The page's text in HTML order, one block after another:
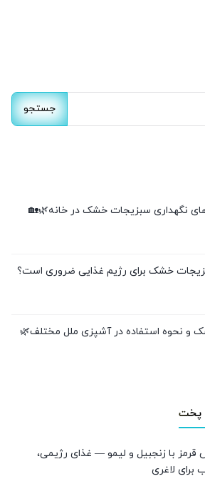
نگهداری سبزیجات خشک در خانه🌿🏡
خشک برای رژیم غذایی ضروری است؟
و نحوه استفاده در آشپزی ملل مختلف🌿
پخت
با زنجبیل و لیمو — غذای رژیمی،
برای لاغری